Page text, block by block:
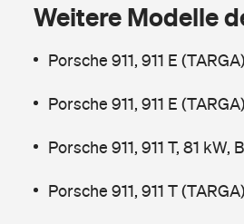
Weitere Modelle
Porsche 911, 911 E
Porsche 911, 911 E
Porsche 911, 911 T, 81 kW,
Porsche 911, 911 T